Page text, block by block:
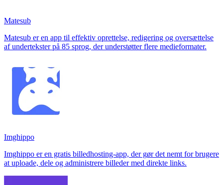
Matesub
Matesub er en app til effektiv oprettelse, redigering og oversættelse
af undertekster på 85 sprog, der understøtter flere medieformater.
Imghippo
Imghippo er en gratis billedhosting-app, der gør det nemt for brugere
at uploade, dele og administrere billeder med direkte links.